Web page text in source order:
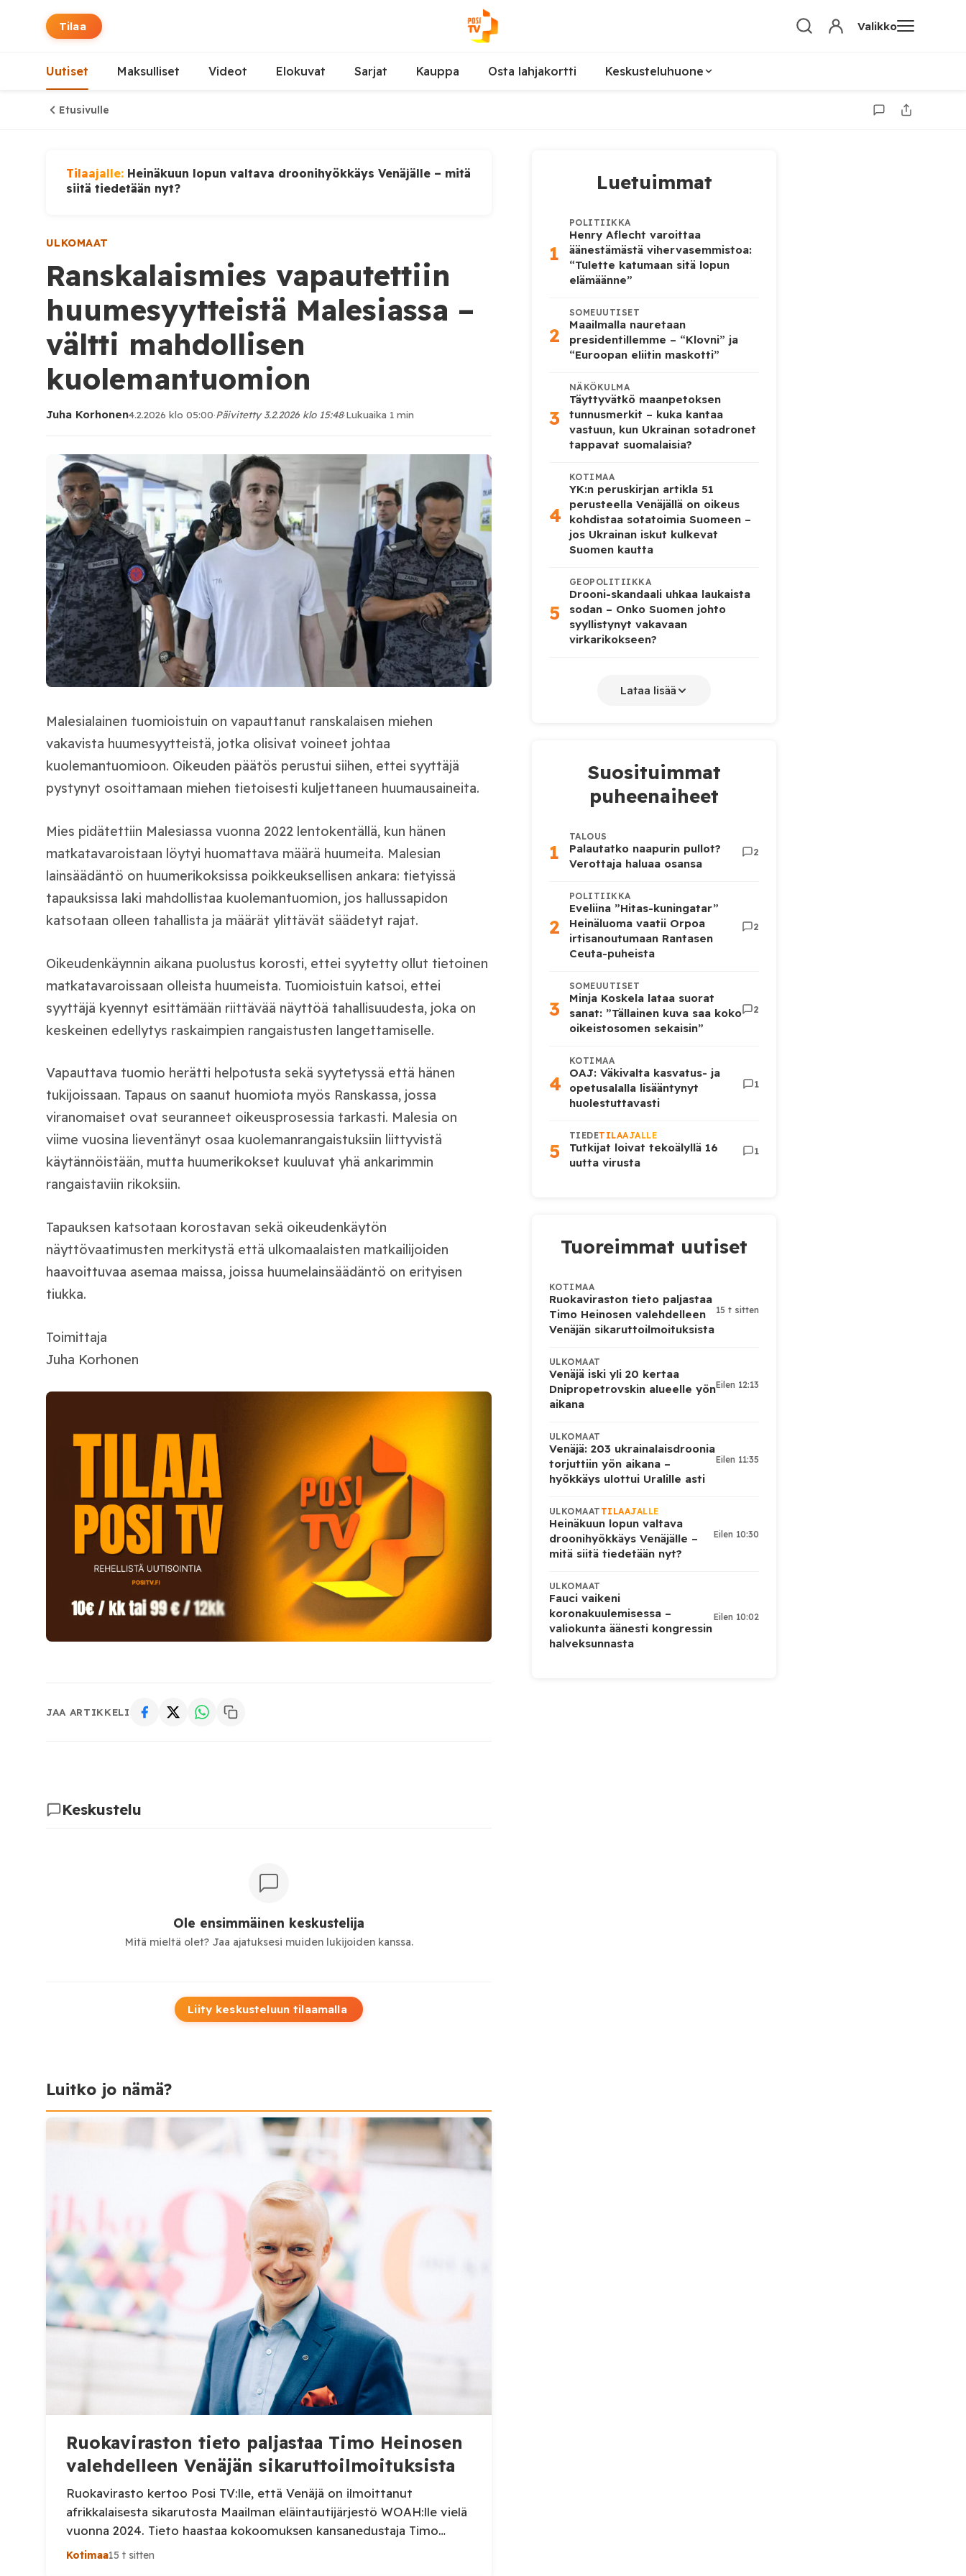
Tilaa Valikko
Uutiset Maksulliset Videot Elokuvat Sarjat Kauppa Osta lahjakortti Keskusteluhuone
Etusivulle
Tilaajalle: Heinäkuun lopun valtava droonihyökkäys Venäjälle – mitä
siitä tiedetään nyt?
ULKOMAAT
Ranskalaismies vapautettiin
huumesyytteistä Malesiassa –
vältti mahdollisen
kuolemantuomion
Juha Korhonen4.2.2026 klo 05:00·Päivitetty 3.2.2026 klo 15:48·Lukuaika 1 min
Malesialainen tuomioistuin on vapauttanut ranskalaisen miehen
vakavista huumesyytteistä, jotka olisivat voineet johtaa
kuolemantuomioon. Oikeuden päätös perustui siihen, ettei syyttäjä
pystynyt osoittamaan miehen tietoisesti kuljettaneen huumausaineita.
Mies pidätettiin Malesiassa vuonna 2022 lentokentällä, kun hänen
matkatavaroistaan löytyi huomattava määrä huumeita. Malesian
lainsäädäntö on huumerikoksissa poikkeuksellisen ankara: tietyissä
tapauksissa laki mahdollistaa kuolemantuomion, jos hallussapidon
katsotaan olleen tahallista ja määrät ylittävät säädetyt rajat.
Oikeudenkäynnin aikana puolustus korosti, ettei syytetty ollut tietoinen
matkatavaroissaan olleista huumeista. Tuomioistuin katsoi, ettei
syyttäjä kyennyt esittämään riittävää näyttöä tahallisuudesta, joka on
keskeinen edellytys raskaimpien rangaistusten langettamiselle.
Vapauttava tuomio herätti helpotusta sekä syytetyssä että hänen
tukijoissaan. Tapaus on saanut huomiota myös Ranskassa, jossa
viranomaiset ovat seuranneet oikeusprosessia tarkasti. Malesia on
viime vuosina lieventänyt osaa kuolemanrangaistuksiin liittyvistä
käytännöistään, mutta huumerikokset kuuluvat yhä ankarimmin
rangaistaviin rikoksiin.
Tapauksen katsotaan korostavan sekä oikeudenkäytön
näyttövaatimusten merkitystä että ulkomaalaisten matkailijoiden
haavoittuvaa asemaa maissa, joissa huumelainsäädäntö on erityisen
tiukka.
Toimittaja
Juha Korhonen
JAA ARTIKKELI
Keskustelu
Ole ensimmäinen keskustelija
Mitä mieltä olet? Jaa ajatuksesi muiden lukijoiden kanssa.
Liity keskusteluun tilaamalla
Luitko jo nämä?
Ruokaviraston tieto paljastaa Timo Heinosen
valehdelleen Venäjän sikaruttoilmoituksista
Ruokavirasto kertoo Posi TV:lle, että Venäjä on ilmoittanut
afrikkalaisesta sikarutosta Maailman eläintautijärjestö WOAH:lle vielä
vuonna 2024. Tieto haastaa kokoomuksen kansanedustaja Timo
Heinosen (kok.) esittämän väitteen Venäjän sikaruttoilmoituksista.
Kotimaa15 t sitten
Luetuimmat
1
POLITIIKKA
Henry Aflecht varoittaa
äänestämästä vihervasemmistoa:
“Tulette katumaan sitä lopun
elämäänne”
2
SOMEUUTISET
Maailmalla nauretaan
presidentillemme – “Klovni” ja
“Euroopan eliitin maskotti”
3
NÄKÖKULMA
Täyttyvätkö maanpetoksen
tunnusmerkit – kuka kantaa
vastuun, kun Ukrainan sotadronet
tappavat suomalaisia?
4
KOTIMAA
YK:n peruskirjan artikla 51
perusteella Venäjällä on oikeus
kohdistaa sotatoimia Suomeen –
jos Ukrainan iskut kulkevat
Suomen kautta
5
GEOPOLITIIKKA
Drooni-skandaali uhkaa laukaista
sodan – Onko Suomen johto
syyllistynyt vakavaan
virkarikokseen?
Lataa lisää
Suosituimmat
puheenaiheet
1
TALOUS
Palautatko naapurin pullot?
Verottaja haluaa osansa
2
2
POLITIIKKA
Eveliina ”Hitas-kuningatar”
Heinäluoma vaatii Orpoa
irtisanoutumaan Rantasen
Ceuta-puheista
2
3
SOMEUUTISET
Minja Koskela lataa suorat
sanat: ”Tällainen kuva saa koko
oikeistosomen sekaisin”
2
4
KOTIMAA
OAJ: Väkivalta kasvatus- ja
opetusalalla lisääntynyt
huolestuttavasti
1
5
TIEDETILAAJALLE
Tutkijat loivat tekoälyllä 16
uutta virusta
1
Tuoreimmat uutiset
KOTIMAA
Ruokaviraston tieto paljastaa
Timo Heinosen valehdelleen
Venäjän sikaruttoilmoituksista
15 t sitten
ULKOMAAT
Venäjä iski yli 20 kertaa
Dnipropetrovskin alueelle yön
aikana
Eilen 12:13
ULKOMAAT
Venäjä: 203 ukrainalaisdroonia
torjuttiin yön aikana –
hyökkäys ulottui Uralille asti
Eilen 11:35
ULKOMAAT TILAAJALLE
Heinäkuun lopun valtava
droonihyökkäys Venäjälle –
mitä siitä tiedetään nyt?
Eilen 10:30
ULKOMAAT
Fauci vaikeni
koronakuulemisessa –
valiokunta äänesti kongressin
halveksunnasta
Eilen 10:02